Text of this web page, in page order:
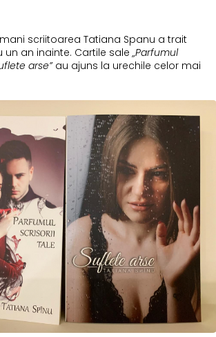
scriitoarea Tatiana Spanu a trait
an inainte. Cartile sale „Parfumul
arse”au ajuns la urechile celor mai